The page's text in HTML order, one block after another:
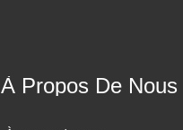
À Propos De Nous